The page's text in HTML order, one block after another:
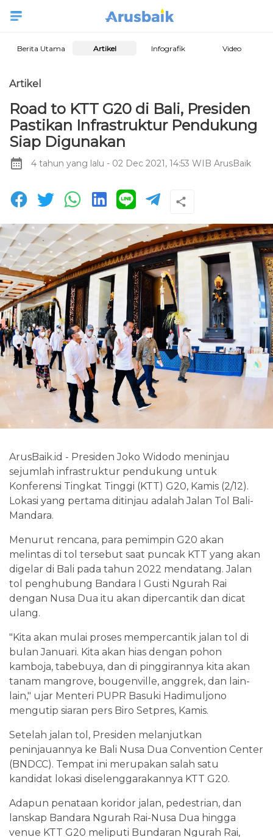
Berita Utama Artikel Infografik Video
Artikel
Road to KTT G20 di Bali, Presiden
Pastikan Infrastruktur Pendukung
Siap Digunakan
4 tahun yang lalu - 02 Dec 2021, 14:53 WIB ArusBaik
ArusBaik.id - Presiden Joko Widodo meninjau
sejumlah infrastruktur pendukung untuk
Konferensi Tingkat Tinggi (KTT) G20, Kamis (2/12).
Lokasi yang pertama ditinjau adalah Jalan Tol Bali-
Mandara.
Menurut rencana, para pemimpin G20 akan
melintas di tol tersebut saat puncak KTT yang akan
digelar di Bali pada tahun 2022 mendatang. Jalan
tol penghubung Bandara I Gusti Ngurah Rai
dengan Nusa Dua itu akan dipercantik dan dicat
ulang.
"Kita akan mulai proses mempercantik jalan tol di
bulan Januari. Kita akan hias dengan pohon
kamboja, tabebuya, dan di pinggirannya kita akan
tanam mangrove, bougenville, anggrek, dan lain-
lain," ujar Menteri PUPR Basuki Hadimuljono
mengutip siaran pers Biro Setpres, Kamis.
Setelah jalan tol, Presiden melanjutkan
peninjauannya ke Bali Nusa Dua Convention Center
(BNDCC). Tempat ini merupakan salah satu
kandidat lokasi diselenggarakannya KTT G20.
Adapun penataan koridor jalan, pedestrian, dan
lanskap Bandara Ngurah Rai-Nusa Dua hingga
venue KTT G20 meliputi Bundaran Ngurah Rai,